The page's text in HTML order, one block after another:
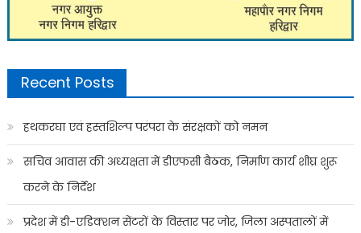
Recent Posts
हथकरघा एवं हस्तशिल्प परंपरा के संरक्षकों को नमन
सचिव आवास की अध्यक्षता में डीएफसी बैठक, निर्माण कार्य शीघ्र शुरू
करने के निर्देश
प्रदेश में डी-एडिक्शन सेंटरों के विस्तार पर जोर, जिला अस्पतालों में